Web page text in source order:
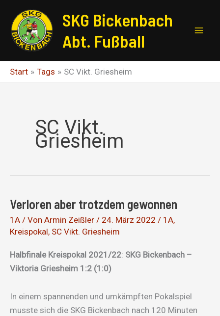
Inhalt
springen
SKG Bickenbach
Abt. Fußball
Start Tags SC Vikt. Griesheim
SC Vikt.
Griesheim
Verloren aber trotzdem gewonnen
1A / Von Armin Zeißler / 24. März 2022 / 1A,
Kreispokal, SC Vikt. Griesheim
Halbfinale Kreispokal 2021/22: SKG Bickenbach –
Viktoria Griesheim 1:2 (1:0)
In einem spannenden und umkämpften Pokalspiel
musste sich die SKG Bickenbach nach 120 Minuten